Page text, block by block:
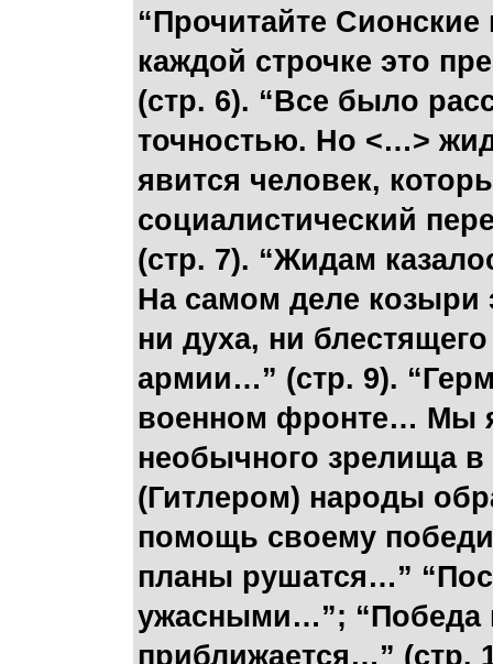
“Прочитайте
каждой строчке это
(стр. 6). “Все было
точностью. Но <…>
явится человек,
социалистический
(стр. 7). “Жидам
На самом деле
ни духа, ни
армии…” (стр. 9).
военном фронте… Мы
необычного зрелища
(Гитлером) народы
помощь своему
планы рушатся…”
ужасными…”; “Победа
приближается…” (стр.